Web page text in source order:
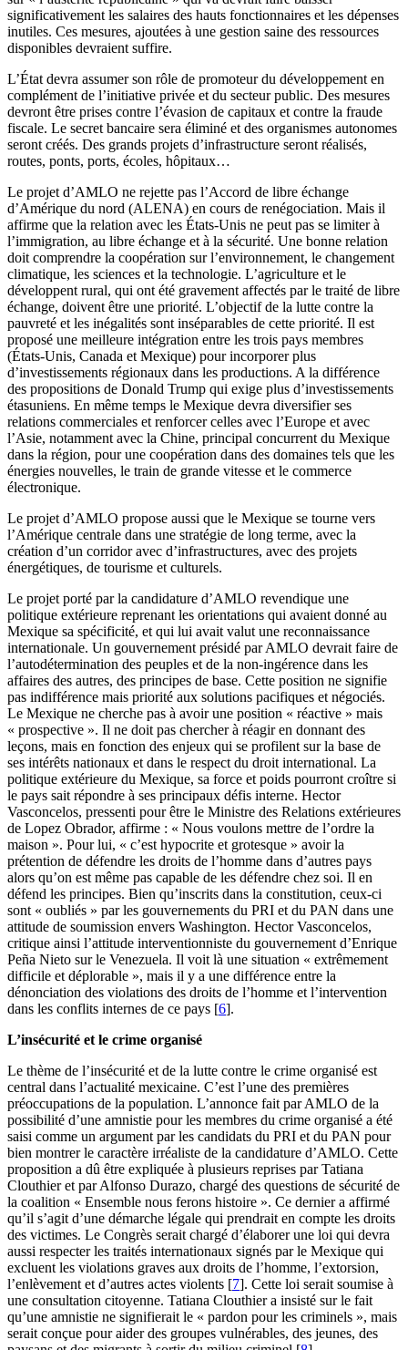
significativement les salaires des hauts fonctionnaires et les dépenses
inutiles. Ces mesures, ajoutées à une gestion saine des ressources
disponibles devraient suffire.
L’État devra assumer son rôle de promoteur du développement en
complément de l’initiative privée et du secteur public. Des mesures
devront être prises contre l’évasion de capitaux et contre la fraude
fiscale. Le secret bancaire sera éliminé et des organismes autonomes
seront créés. Des grands projets d’infrastructure seront réalisés,
routes, ponts, ports, écoles, hôpitaux…
Le projet d’AMLO ne rejette pas l’Accord de libre échange
d’Amérique du nord (ALENA) en cours de renégociation. Mais il
affirme que la relation avec les États-Unis ne peut pas se limiter à
l’immigration, au libre échange et à la sécurité. Une bonne relation
doit comprendre la coopération sur l’environnement, le changement
climatique, les sciences et la technologie. L’agriculture et le
développent rural, qui ont été gravement affectés par le traité de libre
échange, doivent être une priorité. L’objectif de la lutte contre la
pauvreté et les inégalités sont inséparables de cette priorité. Il est
proposé une meilleure intégration entre les trois pays membres
(États-Unis, Canada et Mexique) pour incorporer plus
d’investissements régionaux dans les productions. A la différence
des propositions de Donald Trump qui exige plus d’investissements
étasuniens. En même temps le Mexique devra diversifier ses
relations commerciales et renforcer celles avec l’Europe et avec
l’Asie, notamment avec la Chine, principal concurrent du Mexique
dans la région, pour une coopération dans des domaines tels que les
énergies nouvelles, le train de grande vitesse et le commerce
électronique.
Le projet d’AMLO propose aussi que le Mexique se tourne vers
l’Amérique centrale dans une stratégie de long terme, avec la
création d’un corridor avec d’infrastructures, avec des projets
énergétiques, de tourisme et culturels.
Le projet porté par la candidature d’AMLO revendique une
politique extérieure reprenant les orientations qui avaient donné au
Mexique sa spécificité, et qui lui avait valut une reconnaissance
internationale. Un gouvernement présidé par AMLO devrait faire de
l’autodétermination des peuples et de la non-ingérence dans les
affaires des autres, des principes de base. Cette position ne signifie
pas indifférence mais priorité aux solutions pacifiques et négociés.
Le Mexique ne cherche pas à avoir une position « réactive » mais
« prospective ». Il ne doit pas chercher à réagir en donnant des
leçons, mais en fonction des enjeux qui se profilent sur la base de
ses intérêts nationaux et dans le respect du droit international. La
politique extérieure du Mexique, sa force et poids pourront croître si
le pays sait répondre à ses principaux défis interne. Hector
Vasconcelos, pressenti pour être le Ministre des Relations extérieures
de Lopez Obrador, affirme : « Nous voulons mettre de l’ordre la
maison ». Pour lui, « c’est hypocrite et grotesque » avoir la
prétention de défendre les droits de l’homme dans d’autres pays
alors qu’on est même pas capable de les défendre chez soi. Il en
défend les principes. Bien qu’inscrits dans la constitution, ceux-ci
sont « oubliés » par les gouvernements du PRI et du PAN dans une
attitude de soumission envers Washington. Hector Vasconcelos,
critique ainsi l’attitude interventionniste du gouvernement d’Enrique
Peña Nieto sur le Venezuela. Il voit là une situation « extrêmement
difficile et déplorable », mais il y a une différence entre la
dénonciation des violations des droits de l’homme et l’intervention
dans les conflits internes de ce pays [6].
L’insécurité et le crime organisé
Le thème de l’insécurité et de la lutte contre le crime organisé est
central dans l’actualité mexicaine. C’est l’une des premières
préoccupations de la population. L’annonce fait par AMLO de la
possibilité d’une amnistie pour les membres du crime organisé a été
saisi comme un argument par les candidats du PRI et du PAN pour
bien montrer le caractère irréaliste de la candidature d’AMLO. Cette
proposition a dû être expliquée à plusieurs reprises par Tatiana
Clouthier et par Alfonso Durazo, chargé des questions de sécurité de
la coalition « Ensemble nous ferons histoire ». Ce dernier a affirmé
qu’il s’agit d’une démarche légale qui prendrait en compte les droits
des victimes. Le Congrès serait chargé d’élaborer une loi qui devra
aussi respecter les traités internationaux signés par le Mexique qui
excluent les violations graves aux droits de l’homme, l’extorsion,
l’enlèvement et d’autres actes violents [7]. Cette loi serait soumise à
une consultation citoyenne. Tatiana Clouthier a insisté sur le fait
qu’une amnistie ne signifierait le « pardon pour les criminels », mais
serait conçue pour aider des groupes vulnérables, des jeunes, des